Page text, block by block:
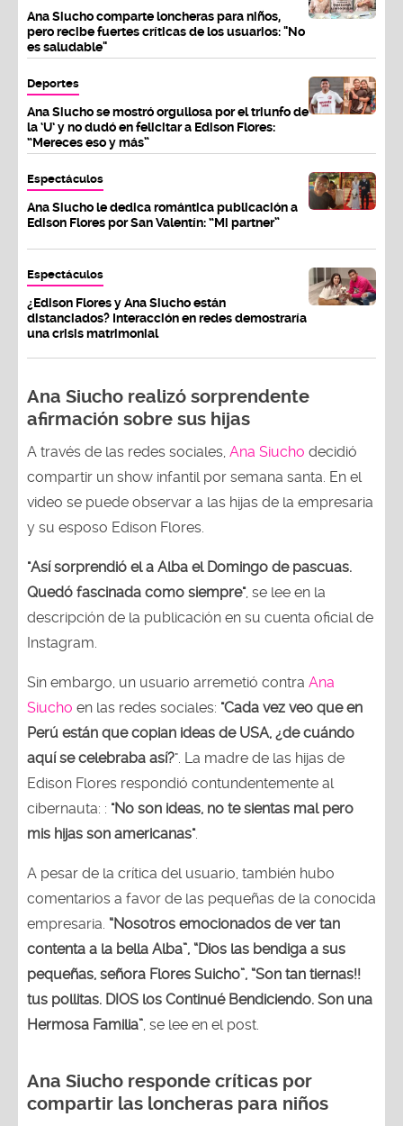
Ana Siucho comparte loncheras para niños,
pero recibe fuertes críticas de los usuarios: "No
es saludable"
Deportes
Ana Siucho se mostró orgullosa por el triunfo de
la ‘U’ y no dudó en felicitar a Edison Flores:
“Mereces eso y más”
Espectáculos
Ana Siucho le dedica romántica publicación a
Edison Flores por San Valentín: “Mi partner”
Espectáculos
¿Edison Flores y Ana Siucho están
distanciados? Interacción en redes demostraría
una crisis matrimonial
Ana Siucho realizó sorprendente
afirmación sobre sus hijas
A través de las redes sociales, Ana Siucho decidió
compartir un show infantil por semana santa. En el
video se puede observar a las hijas de la empresaria
y su esposo Edison Flores.
"Así sorprendió el a Alba el Domingo de pascuas.
Quedó fascinada como siempre", se lee en la
descripción de la publicación en su cuenta oficial de
Instagram.
Sin embargo, un usuario arremetió contra Ana
Siucho en las redes sociales: "Cada vez veo que en
Perú están que copian ideas de USA, ¿de cuándo
aquí se celebraba así?". La madre de las hijas de
Edison Flores respondió contundentemente al
cibernauta: : "No son ideas, no te sientas mal pero
mis hijas son americanas".
A pesar de la crítica del usuario, también hubo
comentarios a favor de las pequeñas de la conocida
empresaria. “Nosotros emocionados de ver tan
contenta a la bella Alba”, “Dios las bendiga a sus
pequeñas, señora Flores Suicho”, “Son tan tiernas!!
tus pollitas. DIOS los Continué Bendiciendo. Son una
Hermosa Familia” , se lee en el post.
Ana Siucho responde críticas por
compartir las loncheras para niños